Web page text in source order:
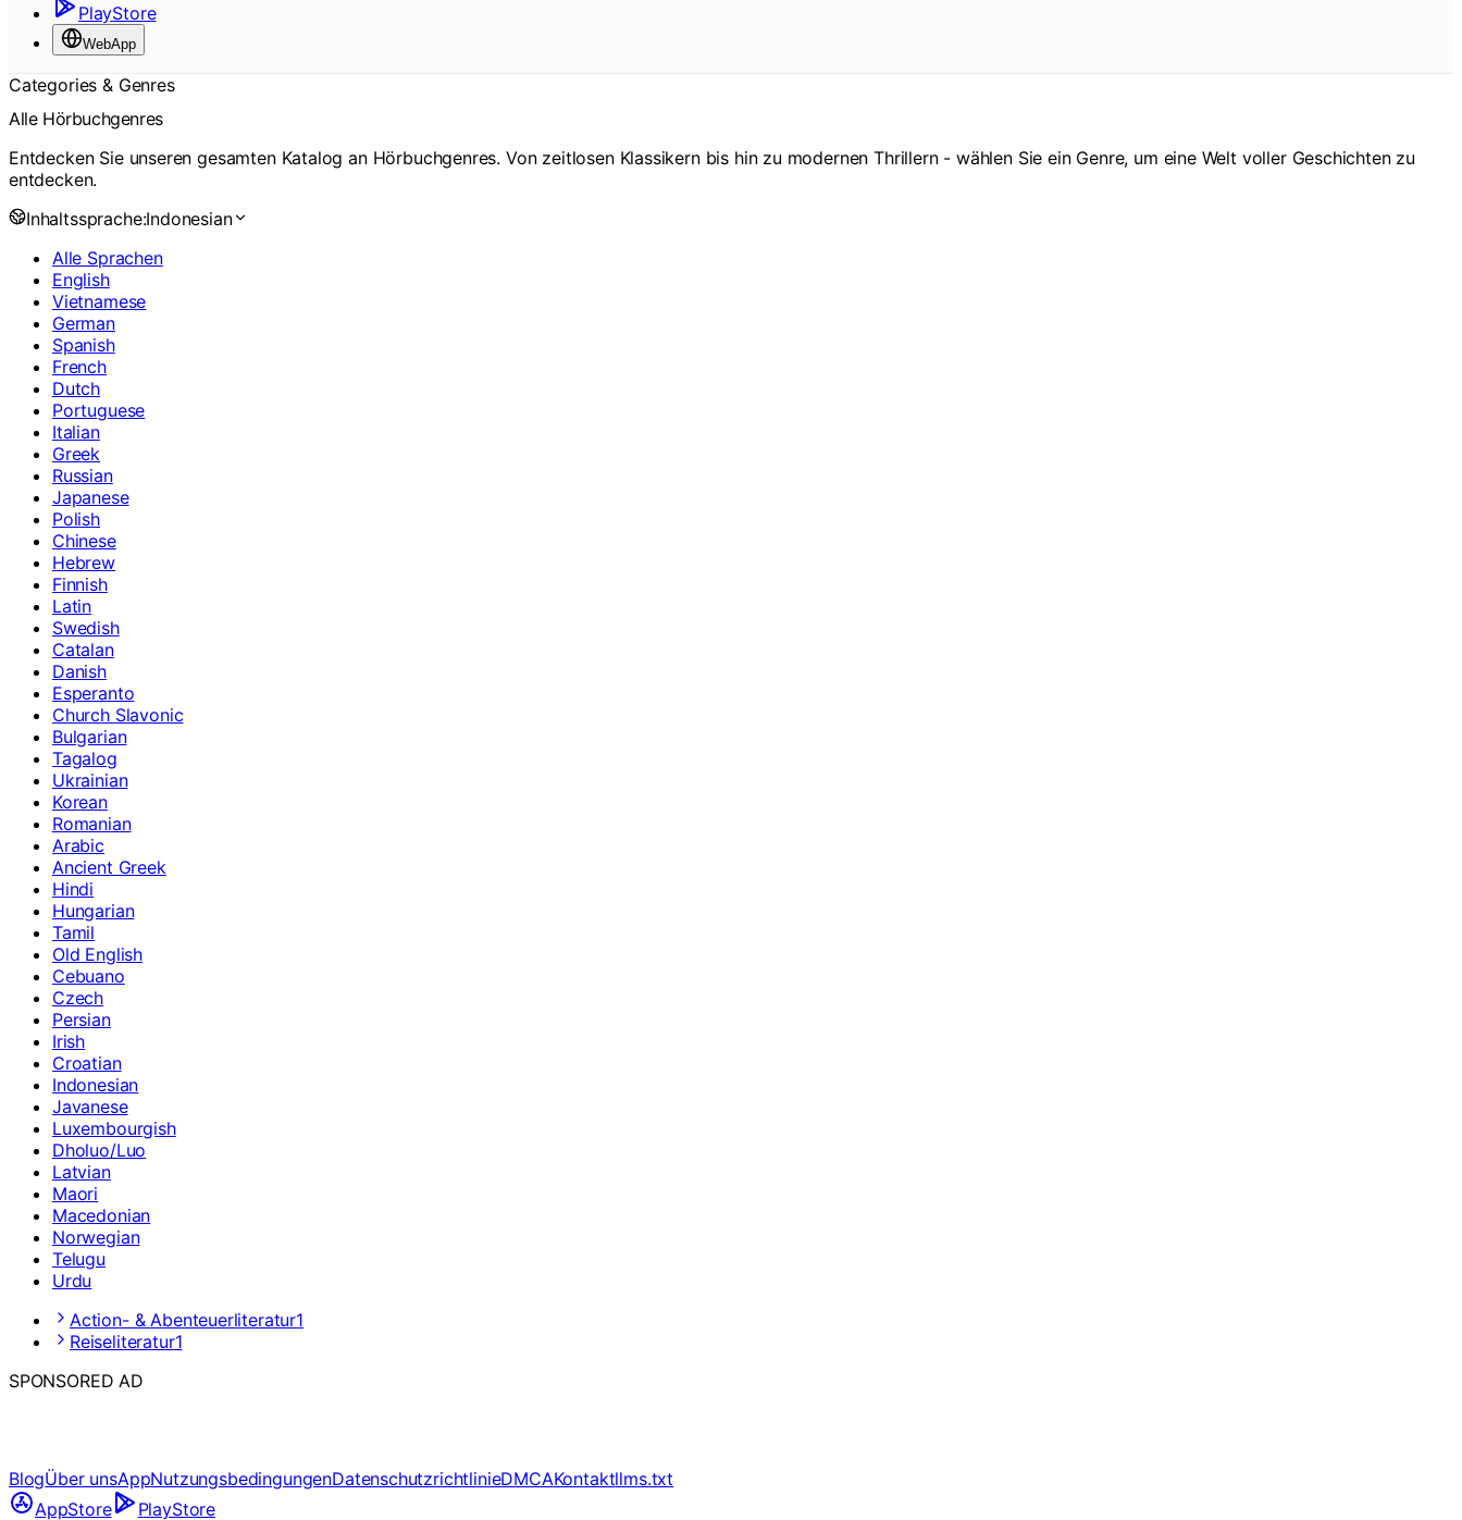
PlayStore
WebApp
Categories & Genres
Alle Hörbuchgenres
Entdecken Sie unseren gesamten Katalog an Hörbuchgenres. Von zeitlosen Klassikern bis hin zu modernen Thrillern - wählen Sie ein Genre, um eine Welt voller Geschichten zu
entdecken.
Inhaltssprache:Indonesian
Alle Sprachen
English
Vietnamese
German
Spanish
French
Dutch
Portuguese
Italian
Greek
Russian
Japanese
Polish
Chinese
Hebrew
Finnish
Latin
Swedish
Catalan
Danish
Esperanto
Church Slavonic
Bulgarian
Tagalog
Ukrainian
Korean
Romanian
Arabic
Ancient Greek
Hindi
Hungarian
Tamil
Old English
Cebuano
Czech
Persian
Irish
Croatian
Indonesian
Javanese
Luxembourgish
Dholuo/Luo
Latvian
Maori
Macedonian
Norwegian
Telugu
Urdu
Action- & Abenteuerliteratur1
Reiseliteratur1
SPONSORED AD
BlogÜber unsAppNutzungsbedingungenDatenschutzrichtlinieDMCAKontaktllms.txt
AppStore
PlayStore